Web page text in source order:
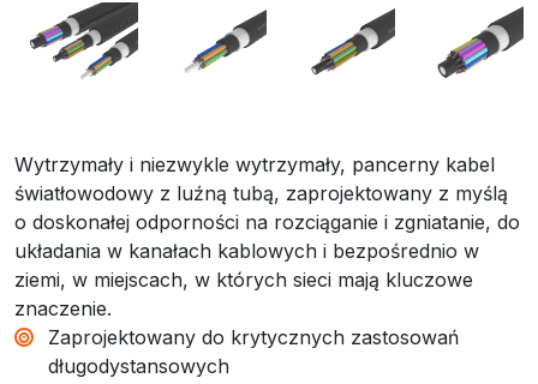
Wytrzymały i niezwykle wytrzymały, pancerny kabel
światłowodowy z luźną tubą, zaprojektowany z myślą
o doskonałej odporności na rozciąganie i zgniatanie, do
układania w kanałach kablowych i bezpośrednio w
ziemi, w miejscach, w których sieci mają kluczowe
znaczenie.
Zaprojektowany do krytycznych zastosowań
długodystansowych